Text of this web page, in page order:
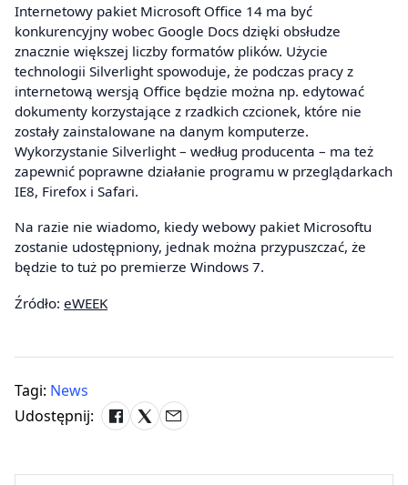
Internetowy pakiet Microsoft Office 14 ma być
konkurencyjny wobec Google Docs dzięki obsłudze
znacznie większej liczby formatów plików. Użycie
technologii Silverlight spowoduje, że podczas pracy z
internetową wersją Office będzie można np. edytować
dokumenty korzystające z rzadkich czcionek, które nie
zostały zainstalowane na danym komputerze.
Wykorzystanie Silverlight – według producenta – ma też
zapewnić poprawne działanie programu w przeglądarkach
IE8, Firefox i Safari.
Na razie nie wiadomo, kiedy webowy pakiet Microsoftu
zostanie udostępniony, jednak można przypuszczać, że
będzie to tuż po premierze Windows 7.
Źródło: eWEEK
Tagi: News
Udostępnij: